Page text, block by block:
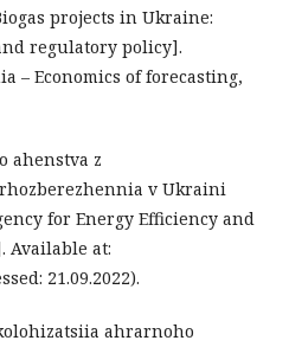
projects in Ukraine:
regulatory policy].
– Economics of forecasting,
ahenstva z
v Ukraini
for Energy Efficiency and
Available at:
21.09.2022).
ahrarnoho